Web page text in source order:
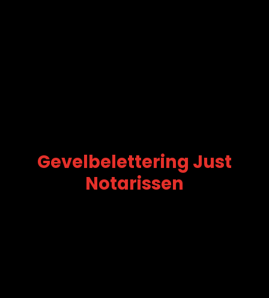
Gevelbelettering Just
Notarissen